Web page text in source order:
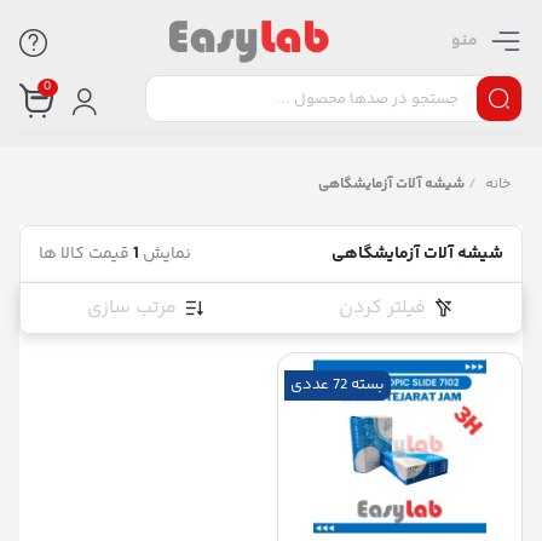
منو
0
خانه / شیشه آلات آزمایشگاهی
شیشه آلات آزمایشگاهی نمایش 1قیمت کالا ها
فیلتر کردن مرتب سازی
بسته 72 عددی